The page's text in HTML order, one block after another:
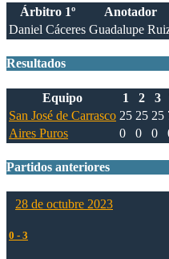
Árbitro 1º
Anotador
Daniel Cáceres Guadalupe
Resultados
Equipo 1 2 3
San José de Carrasco 25 25 25
Aires Puros
0 0 0
Partidos anteriores
28 de octubre 2023
0 - 3